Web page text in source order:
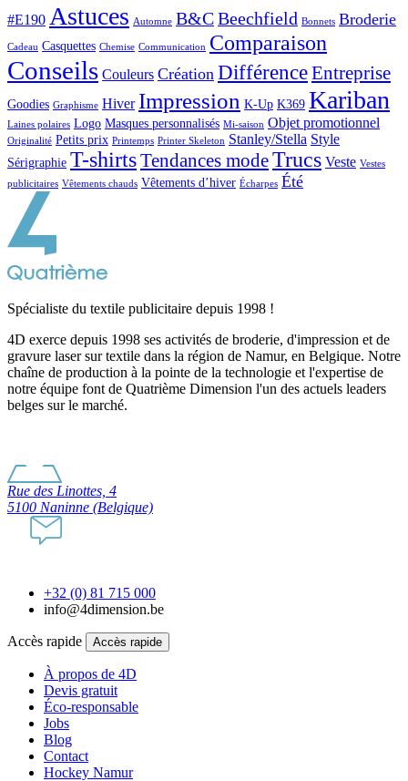
#E190 Astuces Automne B&CBeechfield Bonnets Broderie
Cadeau Casquettes Chemise Communication Comparaison
Conseils Couleurs Création DifférenceEntreprise
Goodies Graphisme Hiver Impression K-Up K369 Kariban
Laines polaires Logo Masques personnalisés Mi-saison Objet promotionnel
Originalité Petits prix Printemps Printer Skeleton Stanley/Stella Style
Sérigraphie T-shirtsTendances modeTrucs Veste Vestes
publicitaires Vêtements chauds Vêtements d’hiver Écharpes Été
Spécialiste du textile publicitaire depuis 1998 !
4D exerce depuis 1998 ses activités de broderie, d'impression et de
gravure laser sur textile dans la région de Namur, en Belgique. Notre
chaîne de production à la pointe de la technologie et l'expertise de
notre équipe font de Quatrième Dimension l'un des actuels leaders
belges sur le marché.
Rue des Linottes, 4
5100 Naninne (Belgique)
+32 (0) 81 715 000
info@4dimension.be
Accès rapide Accès rapide
À propos de 4D
Devis gratuit
Éco-responsable
Jobs
Blog
Contact
Hockey Namur